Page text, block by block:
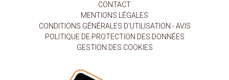
CONTACT
MENTIONS LÉGALES
CONDITIONS GÉNÉRALES D'UTILISATION - AVIS
POLITIQUE DE PROTECTION DES DONNÉES
GESTION DES COOKIES